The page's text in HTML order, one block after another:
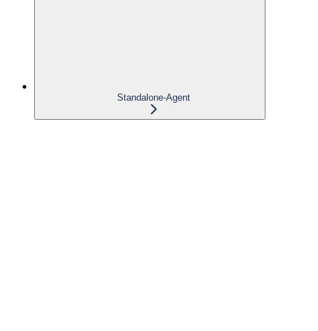
Standalone-Agent